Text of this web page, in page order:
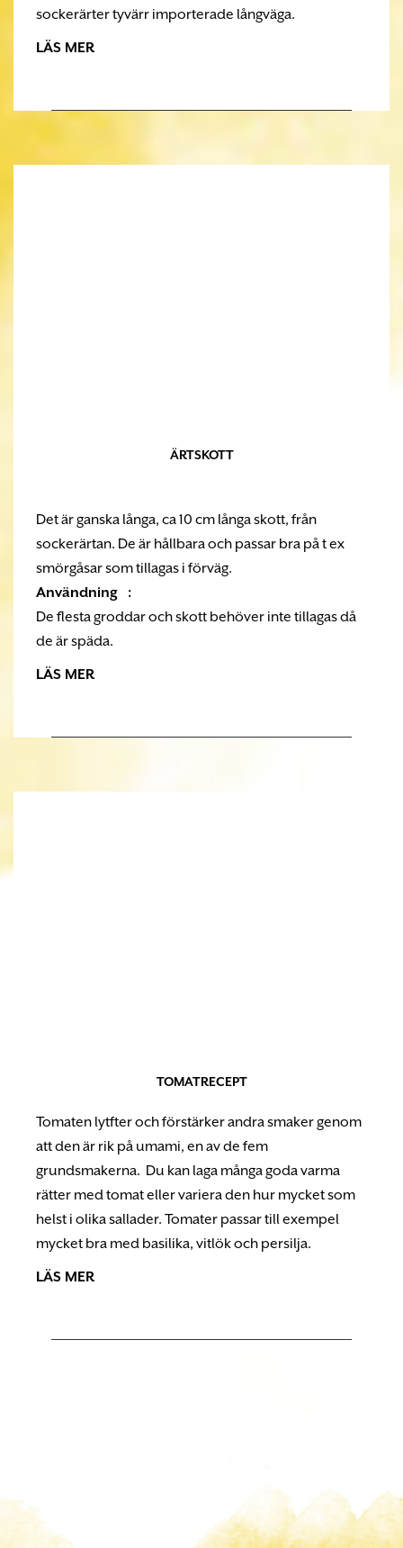
sockerärter tyvärr importerade långväga.
LÄS MER
ÄRTSKOTT
Det är ganska långa, ca 10 cm långa skott, från
sockerärtan. De är hållbara och passar bra på t ex
smörgåsar som tillagas i förväg.
Användning :
De flesta groddar och skott behöver inte tillagas då
de är späda.
LÄS MER
TOMATRECEPT
Tomaten lytfter och förstärker andra smaker genom
att den är rik på umami, en av de fem
grundsmakerna. Du kan laga många goda varma
rätter med tomat eller variera den hur mycket som
helst i olika sallader. Tomater passar till exempel
mycket bra med basilika, vitlök och persilja.
LÄS MER